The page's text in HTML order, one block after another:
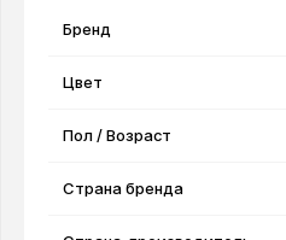
Бренд
Цвет
Пол / Возраст
Страна бренда